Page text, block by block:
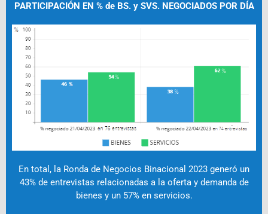
PARTICIPACIÓN EN % de BS. y SVS. NEGOCIADOS POR DÍA
En total, la Ronda de Negocios Binacional 2023 generó un
43% de entrevistas relacionadas a la oferta y demanda de
bienes y un 57% en servicios.